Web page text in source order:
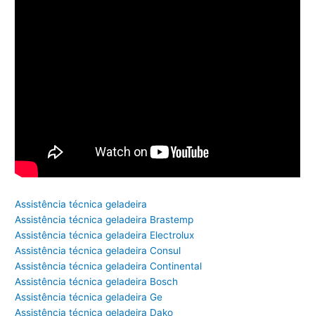
Assistência técnica geladeira
Assistência técnica geladeira Brastemp
Assistência técnica geladeira Electrolux
Assistência técnica geladeira Consul
Assistência técnica geladeira Continental
Assistência técnica geladeira Bosch
Assistência técnica geladeira Ge
Assistência técnica geladeira Dako